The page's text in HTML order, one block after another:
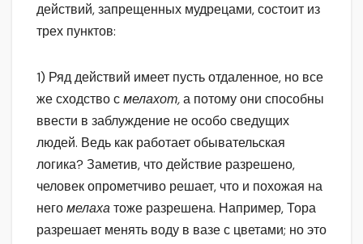
действий, запрещенных мудрецами, состоит из
трех пунктов:
1) Ряд действий имеет пусть отдаленное, но все
же сходство смелахот,а потому они способны
ввести в заблуждение не особо сведущих
людей. Ведь как работает обывательская
логика? Заметив, что действие разрешено,
человек опрометчиво решает, что и похожая на
негомелахатоже разрешена. Например, Тора
разрешает менять воду в вазе с цветами; но это